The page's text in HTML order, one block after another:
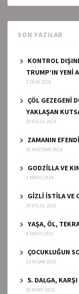
SON YAZILAR
KONTROL
TRUMP’IN YENİ
1 OCAK 2026
ÇÖL GEZEGENİ
YAKLAŞAN
29 EYLÜL 2024
ZAMANIN
26 HAZIRAN 2024
GODZİLLA VE
1 MAYIS 2024
GİZLİ İSTİLA VE
29 EYLÜL 2023
YAŞA, ÖL,
9 MAYIS 2023
ÇOCUKLUĞUN
25 NISAN 2023
5. DALGA,
26 MART 2023